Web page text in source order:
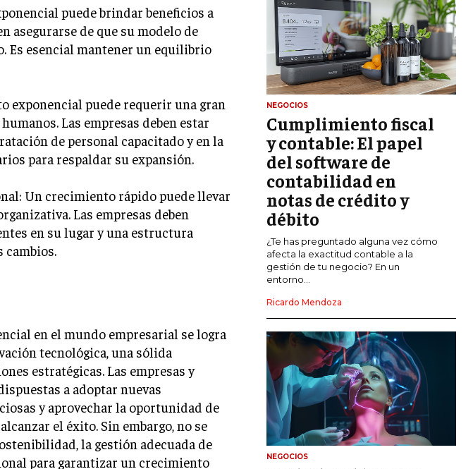
DERECHO EMPRESARIAL Y
REGULACIONES
ÉXITO EMPRESARIAL Y CASOS DE
ESTUDIO
GOBIERNO CORPORATIVO
NEGOCIOS
ESTRATEGIAS DE NEGOCIOS
MARKETING B2B
MARKETING B2C
FRANQUICIAS
MARKETING DE INFLUENCERS
E-COMMERCE
GESTIÓN DE CRISIS EMPRESARIALES
EMPRESAS Y STARTUPS TECNOLÓGICAS
GESTIÓN DE LA EXPERIENCIA DEL
CLIENTE
puede brindar beneficios a
asegurarse de que su modelo de
Es esencial mantener un equilibrio
exponencial puede requerir una gran
Las empresas deben estar
de personal capacitado y en la
para respaldar su expansión.
Un crecimiento rápido puede llevar
Las empresas deben
en su lugar y una estructura
cambios.
en el mundo empresarial se logra
tecnológica, una sólida
estratégicas. Las empresas y
a adoptar nuevas
y aprovechar la oportunidad de
el éxito. Sin embargo, no se
la gestión adecuada de
para garantizar un crecimiento
NEGOCIOS
Cumplimiento fiscal
y contable: El papel
del software de
contabilidad en
notas de crédito y
débito
¿Te has preguntado alguna vez cómo
afecta la exactitud contable a la
gestión de tu negocio? En un
entorno...
Ricardo Mendoza
NEGOCIOS